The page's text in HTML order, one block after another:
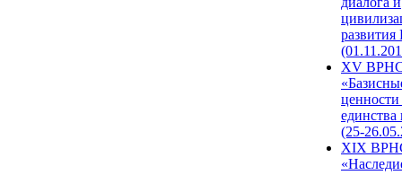
развития
XV
единства
(25-
XIX